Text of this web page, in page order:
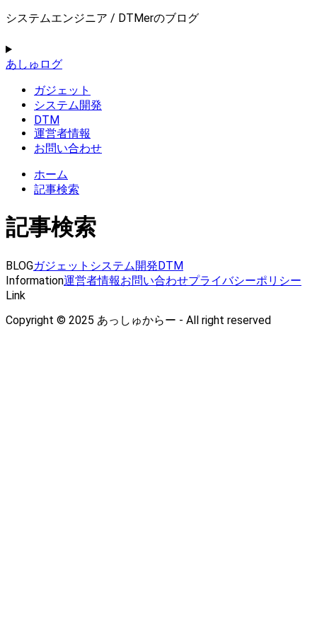
システムエンジニア / DTMerのブログ
あしゅログ
ガジェット
システム開発
DTM
運営者情報
お問い合わせ
ホーム
記事検索
記事検索
BLOGガジェット システム開発DTM
Information運営者情報お問い合わせプライバシーポリシー
Link
Copyright © 2025 あっしゅからー - All right reserved